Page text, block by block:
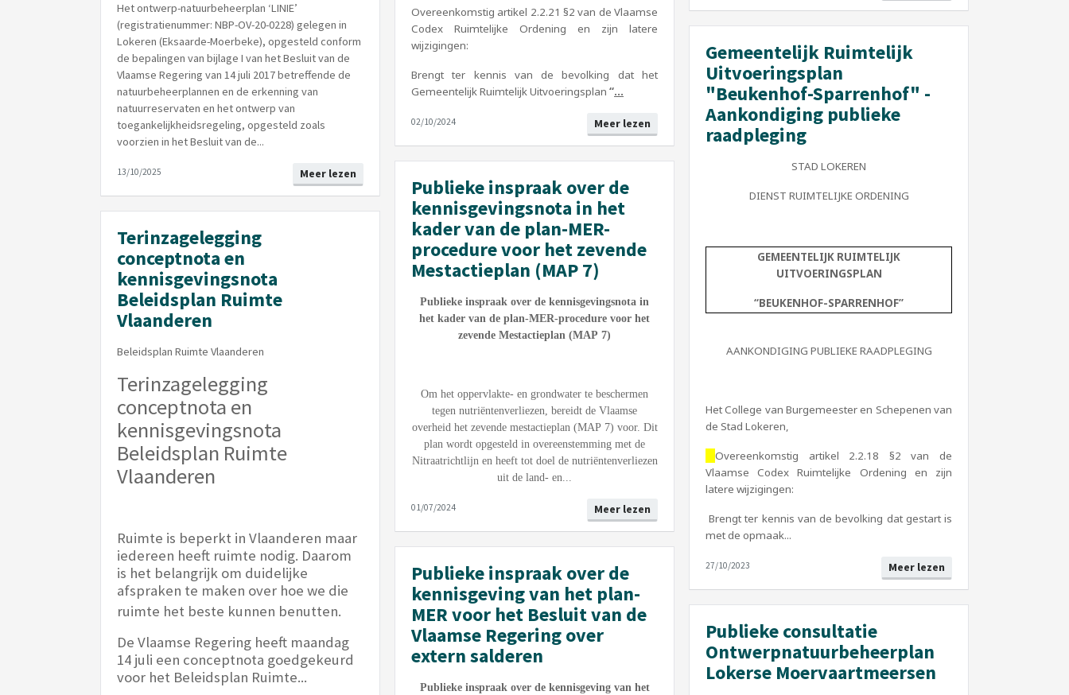
Het ontwerp-natuurbeheerplan ‘LINIE’
(registratienummer: NBP-OV-20-0228) gelegen in
Lokeren (Eksaarde-Moerbeke), opgesteld conform
de bepalingen van bijlage I van het Besluit van de
Vlaamse Regering van 14 juli 2017 betreffende de
natuurbeheerplannen en de erkenning van
natuurreservaten en het ontwerp van
toegankelijkheidsregeling, opgesteld zoals
voorzien in het Besluit van de...
Meer lezen
13/10/2025
Terinzagelegging
conceptnota en
kennisgevingsnota
Beleidsplan Ruimte
Vlaanderen
Beleidsplan Ruimte Vlaanderen
Terinzagelegging
conceptnota en
kennisgevingsnota
Beleidsplan Ruimte
Vlaanderen
Ruimte is beperkt in Vlaanderen maar
iedereen heeft ruimte nodig. Daarom
is het belangrijk om duidelijke
afspraken te maken over hoe we die
ruimte het beste kunnen benutten.
De Vlaamse Regering heeft maandag
14 juli een conceptnota goedgekeurd
voor het Beleidsplan Ruimte...
Overeenkomstig artikel 2.2.21 §2 van de Vlaamse
Codex Ruimtelijke Ordening en zijn latere
wijzigingen:
Brengt ter kennis van de bevolking dat het
Gemeentelijk Ruimtelijk Uitvoeringsplan “...
Meer lezen
02/10/2024
Publieke inspraak over de
kennisgevingsnota in het
kader van de plan-MER-
procedure voor het zevende
Mestactieplan (MAP 7)
Publieke inspraak over de kennisgevingsnota in
het kader van de plan-MER-procedure voor het
zevende Mestactieplan (MAP 7)
Om het oppervlakte- en grondwater te beschermen
tegen nutriëntenverliezen, bereidt de Vlaamse
overheid het zevende mestactieplan (MAP 7) voor. Dit
plan wordt opgesteld in overeenstemming met de
Nitraatrichtlijn en heeft tot doel de nutriëntenverliezen
uit de land- en...
Meer lezen
01/07/2024
Publieke inspraak over de
kennisgeving van het plan-
MER voor het Besluit van de
Vlaamse Regering over
extern salderen
Publieke inspraak over de kennisgeving van het
Gemeentelijk Ruimtelijk
Uitvoeringsplan
"Beukenhof-Sparrenhof" -
Aankondiging publieke
raadpleging
STAD LOKEREN
DIENST RUIMTELIJKE ORDENING
GEMEENTELIJK RUIMTELIJK
UITVOERINGSPLAN
“BEUKENHOF-SPARRENHOF”
AANKONDIGING PUBLIEKE RAADPLEGING
Het College van Burgemeester en Schepenen van
de Stad Lokeren,
Overeenkomstig artikel 2.2.18 §2 van de
Vlaamse Codex Ruimtelijke Ordening en zijn
latere wijzigingen:
Brengt ter kennis van de bevolking dat gestart is
met de opmaak...
Meer lezen
27/10/2023
Publieke consultatie
Ontwerpnatuurbeheerplan
Lokerse Moervaartmeersen